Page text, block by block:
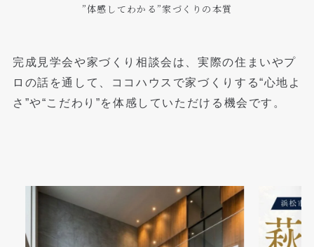
”体感してわかる”家づくりの本質
完成見学会や家づくり相談会は、実際の住まいやプ
ロの話を通して、
ココハウスで家づくりする“心地よ
さ”や“こだわり”を体感していただける機会です。